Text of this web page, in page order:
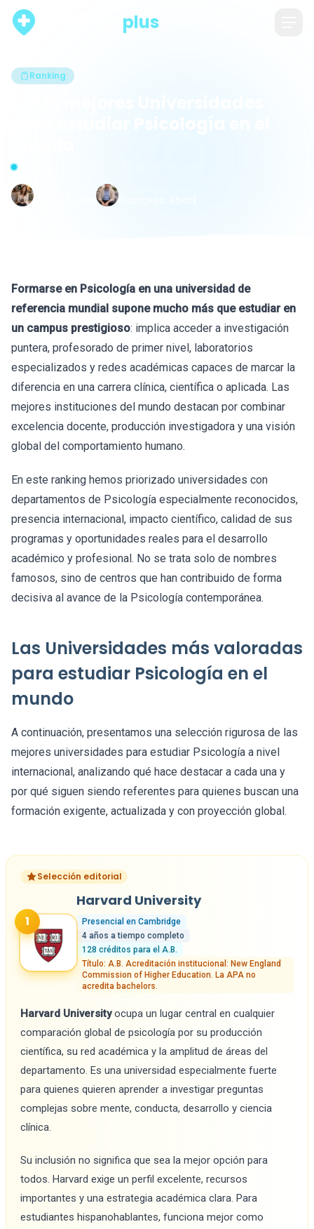
plus
Ranking
Actualizado hace 57 días · 13 de junio de 2026
Formarse en Psicología en una universidad de
referencia mundial supone mucho más que estudiar en
un campus prestigioso: implica acceder a investigación
puntera, profesorado de primer nivel, laboratorios
especializados y redes académicas capaces de marcar la
diferencia en una carrera clínica, científica o aplicada. Las
mejores instituciones del mundo destacan por combinar
excelencia docente, producción investigadora y una visión
global del comportamiento humano.
En este ranking hemos priorizado universidades con
departamentos de Psicología especialmente reconocidos,
presencia internacional, impacto científico, calidad de sus
programas y oportunidades reales para el desarrollo
académico y profesional. No se trata solo de nombres
famosos, sino de centros que han contribuido de forma
decisiva al avance de la Psicología contemporánea.
Las Universidades más valoradas
para estudiar Psicología en el
mundo
A continuación, presentamos una selección rigurosa de las
mejores universidades para estudiar Psicología a nivel
internacional, analizando qué hace destacar a cada una y
por qué siguen siendo referentes para quienes buscan una
formación exigente, actualizada y con proyección global.
Selección editorial
1
Harvard University
Presencial en Cambridge
4 años a tiempo completo
128 créditos para el A.B.
Título: A.B. Acreditación institucional: New England
Commission of Higher Education. La APA no
acredita bachelors.
Harvard Universityocupa un lugar central en cualquier
comparación global de psicología por su producción
científica, su red académica y la amplitud de áreas del
departamento. Es una universidad especialmente fuerte
para quienes quieren aprender a investigar preguntas
complejas sobre mente, conducta, desarrollo y ciencia
clínica.
Su inclusión no significa que sea la mejor opción para
todos. Harvard exige un perfil excelente, recursos
importantes y una estrategia académica clara. Para
estudiantes hispanohablantes, funciona mejor como